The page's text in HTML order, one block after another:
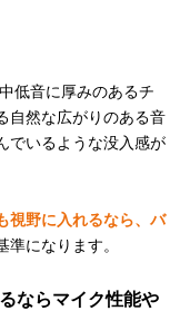
低音に厚みのあるチ
自然な広がりのある音
でいるような没入感が
視野に入れるなら、バ
準になります。
ならマイク性能や